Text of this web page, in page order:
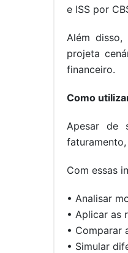
e ISS por
Além
projeta
financeiro.
Como
Apesar de
Com essas
• Analisar
• Aplicar as
• Comparar
• Simular